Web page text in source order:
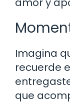
Imagina
recuerde
que